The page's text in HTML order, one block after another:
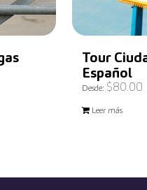
Tour
Español
Desde: $80.00
Leer más